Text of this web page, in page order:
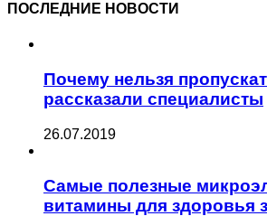
ПОСЛЕДНИЕ НОВОСТИ
Почему нельзя
рассказали специалисты
26.07.2019
Самые полезные
витамины для здоровья